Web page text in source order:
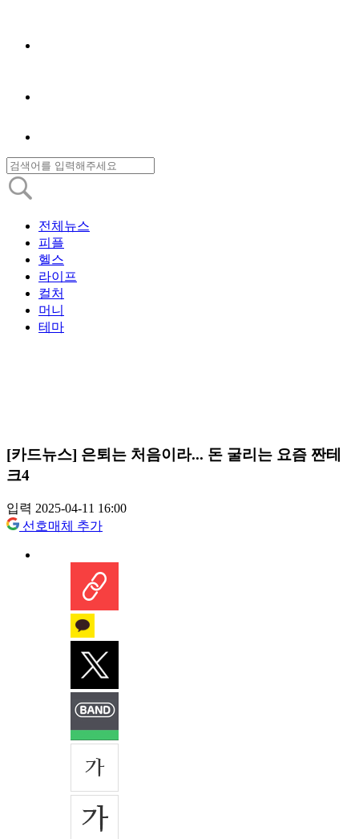
전체뉴스
피플
헬스
라이프
컬처
머니
테마
[카드뉴스] 은퇴는 처음이라... 돈 굴리는 요즘 짠테
크4
입력 2025-04-11 16:00
선호매체 추가